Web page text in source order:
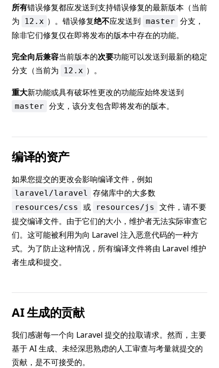
所有错误修复都应发送到支持错误修复的最新版本（当前
为
12.x ）。错误修复绝不应发送到 master 分支，
除非它们修复仅在即将发布的版本中存在的功能。
完全向后兼容当前版本的次要功能可以发送到最新的稳定
分支（当前为
12.x ）。
重大新功能或具有破坏性更改的功能应始终发送到
master 分支，该分支包含即将发布的版本。
编译的资产
如果您提交的更改会影响编译文件，例如
laravel/laravel 存储库中的大多数
resources/css 或 resources/js
文件，请不要
提交编译文件。由于它们的大小，维护者无法实际审查它
们。这可能被利用为向 Laravel 注入恶意代码的一种方
式。为了防止这种情况，所有编译文件将由 Laravel 维护
者生成和提交。
AI 生成的贡献
我们感谢每一个向 Laravel 提交的拉取请求。然而，主要
基于 AI 生成、未经深思熟虑的人工审查与考量就提交的
贡献，是不可接受的。